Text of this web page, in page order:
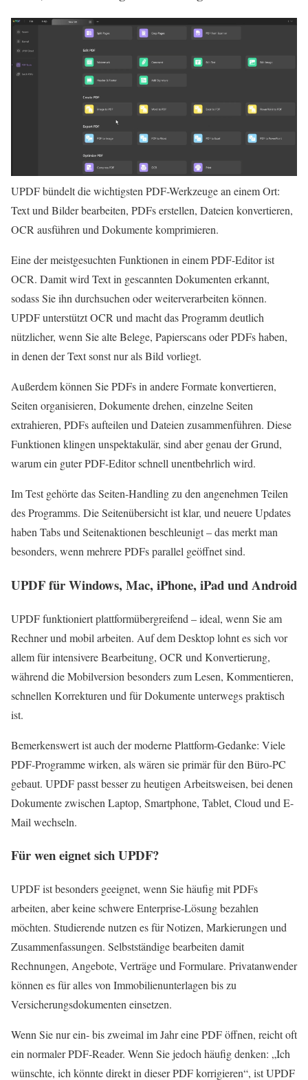
UPDF bündelt die wichtigsten PDF-Werkzeuge an einem Ort:
Text und Bilder bearbeiten, PDFs erstellen, Dateien konvertieren,
OCR ausführen und Dokumente komprimieren.
Eine der meistgesuchten Funktionen in einem PDF-Editor ist
OCR. Damit wird Text in gescannten Dokumenten erkannt,
sodass Sie ihn durchsuchen oder weiterverarbeiten können.
UPDF unterstützt OCR und macht das Programm deutlich
nützlicher, wenn Sie alte Belege, Papierscans oder PDFs haben,
in denen der Text sonst nur als Bild vorliegt.
Außerdem können Sie PDFs in andere Formate konvertieren,
Seiten organisieren, Dokumente drehen, einzelne Seiten
extrahieren, PDFs aufteilen und Dateien zusammenführen. Diese
Funktionen klingen unspektakulär, sind aber genau der Grund,
warum ein guter PDF-Editor schnell unentbehrlich wird.
Im Test gehörte das Seiten-Handling zu den angenehmen Teilen
des Programms. Die Seitenübersicht ist klar, und neuere Updates
haben Tabs und Seitenaktionen beschleunigt – das merkt man
besonders, wenn mehrere PDFs parallel geöffnet sind.
UPDF für Windows, Mac, iPhone, iPad und Android
UPDF funktioniert plattformübergreifend – ideal, wenn Sie am
Rechner und mobil arbeiten. Auf dem Desktop lohnt es sich vor
allem für intensivere Bearbeitung, OCR und Konvertierung,
während die Mobilversion besonders zum Lesen, Kommentieren,
schnellen Korrekturen und für Dokumente unterwegs praktisch
ist.
Bemerkenswert ist auch der moderne Plattform-Gedanke: Viele
PDF-Programme wirken, als wären sie primär für den Büro-PC
gebaut. UPDF passt besser zu heutigen Arbeitsweisen, bei denen
Dokumente zwischen Laptop, Smartphone, Tablet, Cloud und E-
Mail wechseln.
Für wen eignet sich UPDF?
UPDF ist besonders geeignet, wenn Sie häufig mit PDFs
arbeiten, aber keine schwere Enterprise-Lösung bezahlen
möchten. Studierende nutzen es für Notizen, Markierungen und
Zusammenfassungen. Selbstständige bearbeiten damit
Rechnungen, Angebote, Verträge und Formulare. Privatanwender
können es für alles von Immobilienunterlagen bis zu
Versicherungsdokumenten einsetzen.
Wenn Sie nur ein- bis zweimal im Jahr eine PDF öffnen, reicht oft
ein normaler PDF-Reader. Wenn Sie jedoch häufig denken: „Ich
wünschte, ich könnte direkt in dieser PDF korrigieren“, ist UPDF